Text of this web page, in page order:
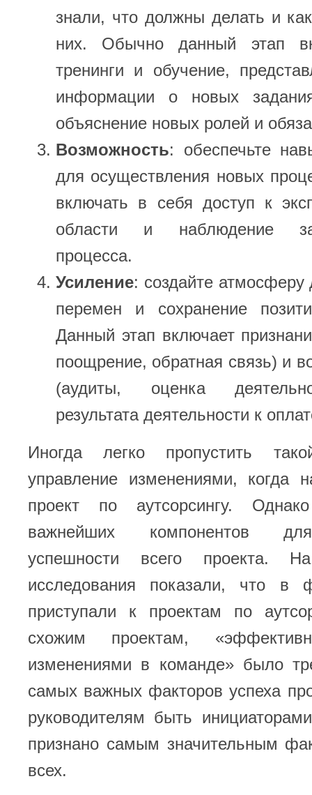
знали, что должны делать и
них. Обычно данный этап
тренинги и обучение,
информации о новых
объяснение новых ролей и
Возможность: обеспечьте
для осуществления новых
включать в себя доступ к
области и наблюдение за
процесса.
Усиление: создайте
перемен и сохранение
Данный этап включает
поощрение, обратная связь) и
(аудиты, оценка
результата деятельности к
Иногда легко пропустить
управление изменениями, когда
проект по аутсорсингу.
важнейших компонентов
успешности всего проекта.
исследования показали, что в
приступали к проектам по
схожим проектам,
изменениями в команде» было
самых важных факторов успеха
руководителям быть
признано самым значительным
всех.